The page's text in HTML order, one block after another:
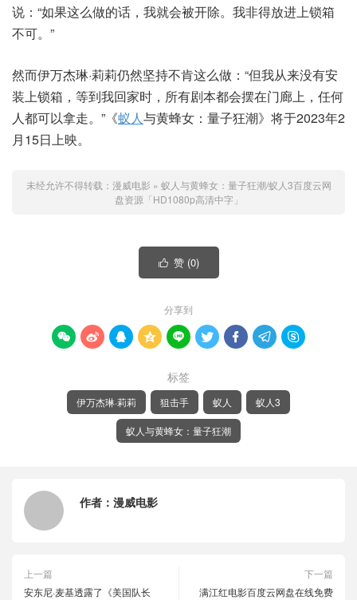
说：“如果这么做的话，我就会被开除。我非得放进上锁箱
不可。”
然而伊万杰琳·莉莉仍然坚持不肯这么做：“但我从来没有安
装上锁箱，等到我回家时，所有剧本都会摆在门廊上，任何
人都可以拿走。”《蚁人与黄蜂女：量子狂潮》将于2023年2
月15日上映。
未经允许不得转载： 漫威电影 » 蚁人与黄蜂女：量子狂潮/蚁人3百度云网
盘资源「HD1080p高清中字」
 赞 (0)
分享到
        
标签
伊万杰琳·莉莉 狙击手 蚁人 蚁人3
蚁人与黄蜂女：量子狂潮
作者： 漫威电影
上一篇
安东尼·麦基透露了《美国队长
下一篇
满江红电影百度云网盘在线免费